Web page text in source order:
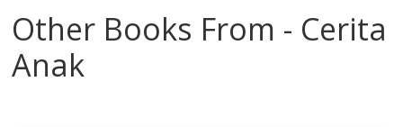
Other Books From - Cerita
Anak